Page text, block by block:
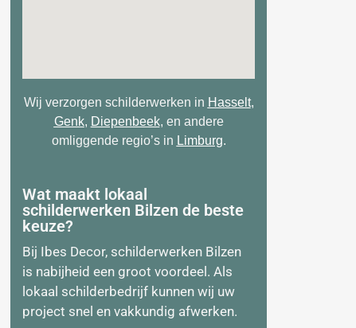
Wij verzorgen schilderwerken in Hasselt,
Genk, Diepenbeek, en andere
omliggende regio’s in Limburg.
Wat maakt lokaal
schilderwerken Bilzen de beste
keuze?
Bij Ibes Decor, schilderwerken Bilzen
is nabijheid een groot voordeel. Als
lokaal schilderbedrijf kunnen wij uw
project snel en vakkundig afwerken.